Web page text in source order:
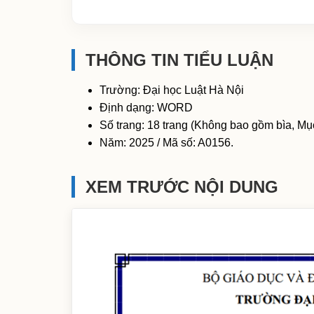
THÔNG TIN TIỂU LUẬN
Trường: Đại học Luật Hà Nội
Định dạng: WORD
Số trang: 18 trang (Không bao gồm bìa,
Năm: 2025 / Mã số: A0156.
XEM TRƯỚC NỘI DUNG